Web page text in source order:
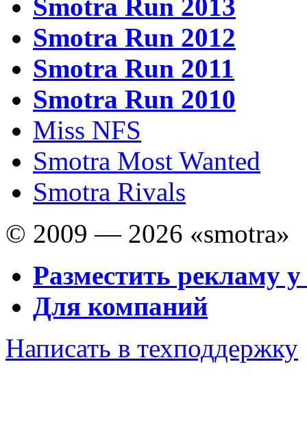
Smotra Run 2013
Smotra Run 2012
Smotra Run 2011
Smotra Run 2010
Miss NFS
Smotra Most Wanted
Smotra Rivals
© 2009 — 2026 «smotra»
Разместить рекламу у
Для компаний
Написать в техподдержку